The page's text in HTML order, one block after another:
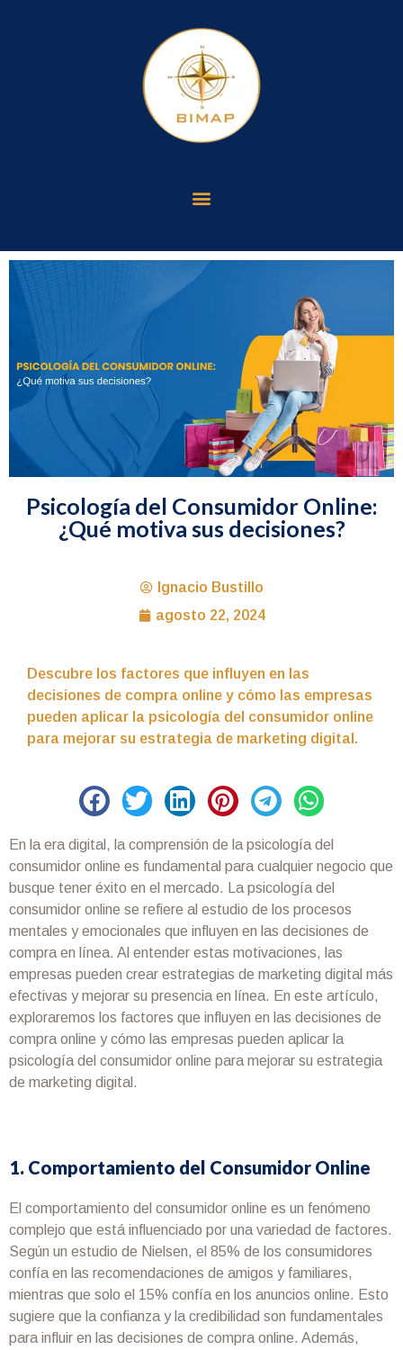
Psicología del Consumidor Online:
¿Qué motiva sus decisiones?
Ignacio Bustillo
agosto 22, 2024
Descubre los factores que influyen en las
decisiones de compra online y cómo las empresas
pueden aplicar la psicología del consumidor online
para mejorar su estrategia de marketing digital.
En la era digital, la comprensión de la psicología del
consumidor online es fundamental para cualquier negocio que
busque tener éxito en el mercado. La psicología del
consumidor online se refiere al estudio de los procesos
mentales y emocionales que influyen en las decisiones de
compra en línea. Al entender estas motivaciones, las
empresas pueden crear estrategias de marketing digital más
efectivas y mejorar su presencia en línea. En este artículo,
exploraremos los factores que influyen en las decisiones de
compra online y cómo las empresas pueden aplicar la
psicología del consumidor online para mejorar su estrategia
de marketing digital.
1. Comportamiento del Consumidor Online
El comportamiento del consumidor online es un fenómeno
complejo que está influenciado por una variedad de factores.
Según un estudio de Nielsen, el 85% de los consumidores
confía en las recomendaciones de amigos y familiares,
mientras que solo el 15% confía en los anuncios online. Esto
sugiere que la confianza y la credibilidad son fundamentales
para influir en las decisiones de compra online. Además,